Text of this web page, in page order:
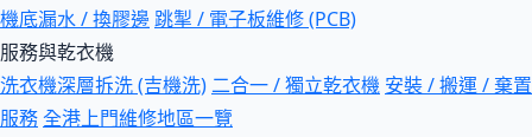
機底漏水 / 換膠邊跳掣 / 電子板維修 (PCB)
服務與乾衣機
洗衣機深層拆洗 (吉機洗) 二合一 / 獨立乾衣機 安裝 / 搬運 / 棄置
服務全港上門維修地區一覽